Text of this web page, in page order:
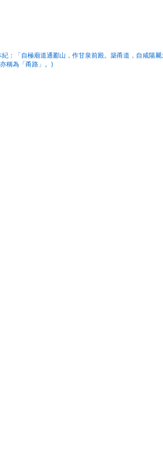
：「自極廟道通酈山，作甘泉前殿。築甬道，自咸陽
稱為「甬路」。)